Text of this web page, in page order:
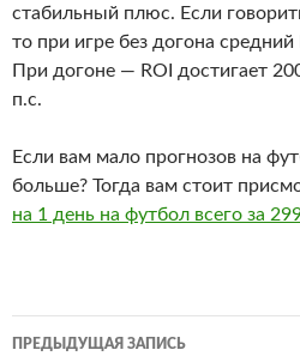
стабильный плюс. Если
то при игре без догона
При догоне — ROI достигает
п.с.
Если вам мало прогнозов на
больше? Тогда вам стоит
на 1 день на футбол всего за
Навигация
ПРЕДЫДУЩАЯ ЗАПИСЬ